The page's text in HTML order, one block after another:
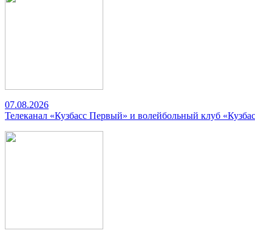
07.08.2026
Телеканал «Кузбасс Первый» и волейбольный клуб